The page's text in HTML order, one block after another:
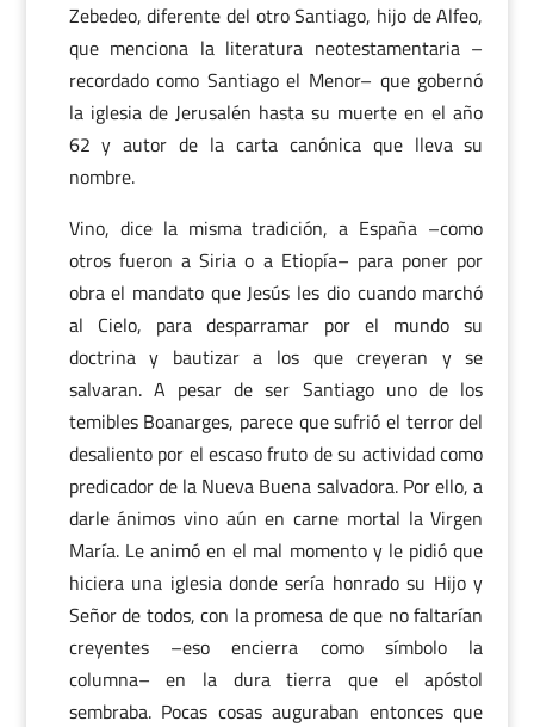
Zebedeo, diferente del otro Santiago, hijo de Alfeo,
que menciona la literatura neotestamentaria –
recordado como Santiago el Menor– que gobernó
la iglesia de Jerusalén hasta su muerte en el año
62 y autor de la carta canónica que lleva su
nombre.
Vino, dice la misma tradición, a España –como
otros fueron a Siria o a Etiopía– para poner por
obra el mandato que Jesús les dio cuando marchó
al Cielo, para desparramar por el mundo su
doctrina y bautizar a los que creyeran y se
salvaran. A pesar de ser Santiago uno de los
temibles Boanarges, parece que sufrió el terror del
desaliento por el escaso fruto de su actividad como
predicador de la Nueva Buena salvadora. Por ello, a
darle ánimos vino aún en carne mortal la Virgen
María. Le animó en el mal momento y le pidió que
hiciera una iglesia donde sería honrado su Hijo y
Señor de todos, con la promesa de que no faltarían
creyentes –eso encierra como símbolo la
columna– en la dura tierra que el apóstol
sembraba. Pocas cosas auguraban entonces que